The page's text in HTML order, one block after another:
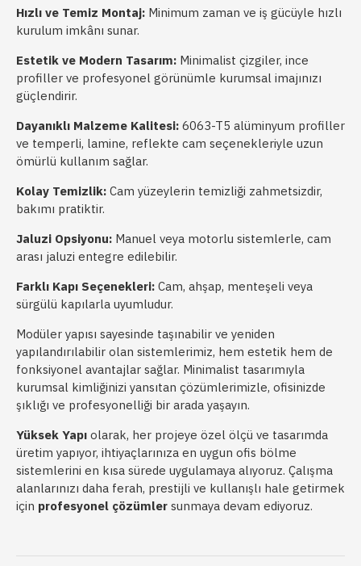
Hızlı ve Temiz Montaj: Minimum zaman ve iş gücüyle hızlı
kurulum imkânı sunar.
Estetik ve Modern Tasarım: Minimalist çizgiler, ince
profiller ve profesyonel görünümle kurumsal imajınızı
güçlendirir.
Dayanıklı Malzeme Kalitesi: 6063-T5 alüminyum profiller
ve temperli, lamine, reflekte cam seçenekleriyle uzun
ömürlü kullanım sağlar.
Kolay Temizlik: Cam yüzeylerin temizliği zahmetsizdir,
bakımı pratiktir.
Jaluzi Opsiyonu: Manuel veya motorlu sistemlerle, cam
arası jaluzi entegre edilebilir.
Farklı Kapı Seçenekleri: Cam, ahşap, menteşeli veya
sürgülü kapılarla uyumludur.
Modüler yapısı sayesinde taşınabilir ve yeniden
yapılandırılabilir olan sistemlerimiz, hem estetik hem de
fonksiyonel avantajlar sağlar. Minimalist tasarımıyla
kurumsal kimliğinizi yansıtan çözümlerimizle, ofisinizde
şıklığı ve profesyonelliği bir arada yaşayın.
Yüksek Yapı olarak, her projeye özel ölçü ve tasarımda
üretim yapıyor, ihtiyaçlarınıza en uygun ofis bölme
sistemlerini en kısa sürede uygulamaya alıyoruz. Çalışma
alanlarınızı daha ferah, prestijli ve kullanışlı hale getirmek
için profesyonel çözümler sunmaya devam ediyoruz.